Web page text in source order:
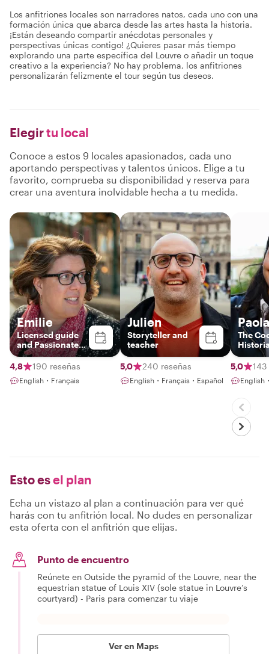
Los anfitriones locales son narradores natos, cada uno con una
formación única que abarca desde las artes hasta la historia.
¡Están deseando compartir anécdotas personales y
perspectivas únicas contigo! ¿Quieres pasar más tiempo
explorando una parte específica del Louvre o añadir un toque
creativo a la experiencia? No hay problema, los anfitriones
personalizarán felizmente el tour según tus deseos.
Elegirtu local
Conoce a estos 9 locales apasionados, cada uno
aportando perspectivas y talentos únicos. Elige a tu
favorito, comprueba su disponibilidad y reserva para
crear una aventura inolvidable hecha a tu medida.
Emilie
Licensed guide
and Passionate
Parisian
4,8
190 reseñas
English・Français
Julien
Storyteller and
teacher
5,0 240 reseñas
English・Français・Español
Paola
The
5,0 143
English
Esto esel plan
Echa un vistazo al plan a continuación para ver qué
harás con tu anfitrión local. No dudes en personalizar
esta oferta con el anfitrión que elijas.
Punto de encuentro
Reúnete en Outside the pyramid of the Louvre, near the
equestrian statue of Louis XIV (sole statue in Louvre’s
courtyard) - Paris para comenzar tu viaje
Ver en Maps